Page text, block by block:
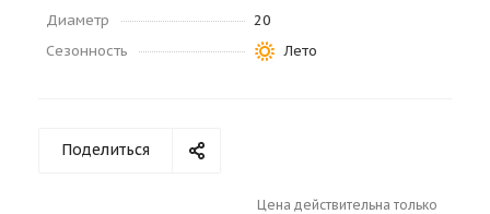
Диаметр
20
Сезонность
Лето
Поделиться
Цена действительна только